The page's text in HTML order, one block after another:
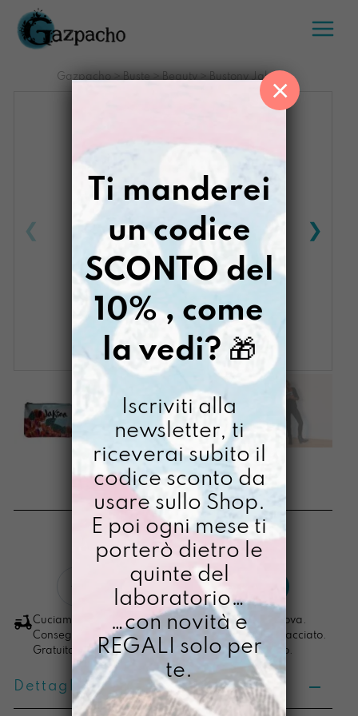
Salta
contenuto
Gazpacho > Buste > Beauty > Bustony Jaksaa
BUSTONY JAKSAA
€ 24,00
[ Beauty Beauty: 21,5 x15x1,5 cm ]
quantità
LO VOGLIO
Cuciamo ogni ordine nel nostro laboratorio di Padova.
Consegna in 4/5 giorni lavorativi, pacco sempre tracciato.
Gratuita per ordini di importo superiore ai 100 euro.
Dettagli prodotto
Ti manderei
un codice
SCONTO del
10% , come
la vedi? 🎁
Iscriviti alla
newsletter, ti
riceverai subito il
codice sconto da
usare sullo Shop.
E poi ogni mese ti
porterò dietro le
quinte del
laboratorio…
…con novità e
REGALI solo per
te.
×